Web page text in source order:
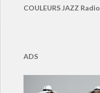
COULEURS JAZZ Radio
ADS